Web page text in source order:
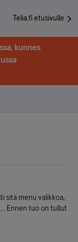
Telia.fi etusivulle
kunnes
sitä menu valikkoa,
Ennen tuo on tullut